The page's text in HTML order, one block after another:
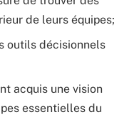
de leurs équipes;
outils décisionnels
acquis une vision
essentielles du